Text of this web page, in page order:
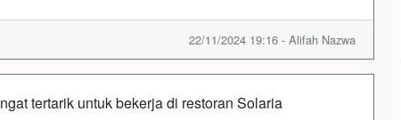
22/11/2024 19:16 - Alifah Nazwa
tertarik untuk bekerja di restoran Solaria